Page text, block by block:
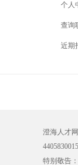
个人
查询
近期
澄海人才
特别敬告